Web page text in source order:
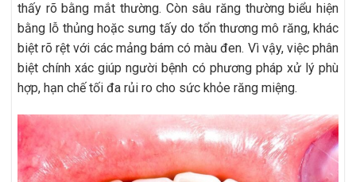
thấy rõ bằng mắt thường. Còn sâu răng thường biểu hiện
bằng lỗ thủng hoặc sưng tấy do tổn thương mô răng, khác
biệt rõ rệt với các mảng bám có màu đen. Vì vậy, việc phân
biệt chính xác giúp người bệnh có phương pháp xử lý phù
hợp, hạn chế tối đa rủi ro cho sức khỏe răng miệng.